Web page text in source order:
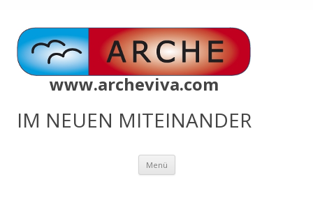
www.archeviva.com
IM NEUEN MITEINANDER
Menü Zum
springen